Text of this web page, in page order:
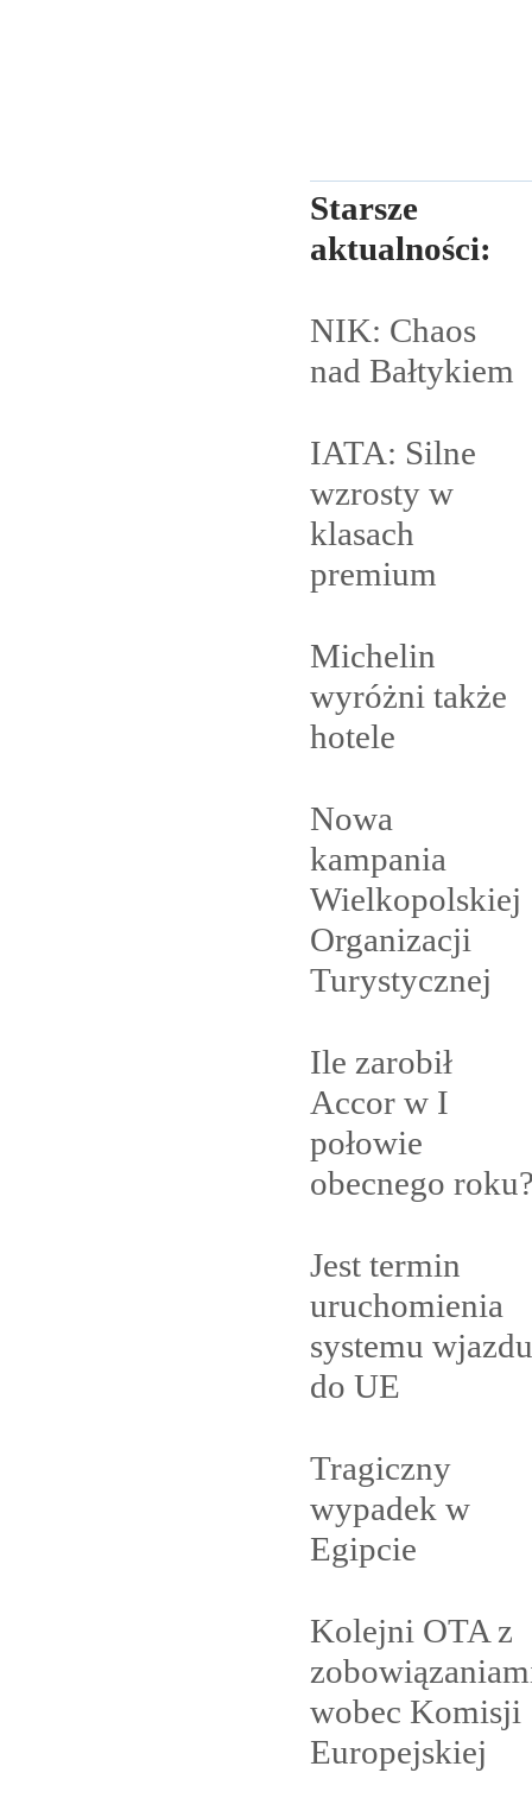
Starsze
aktualności:
NIK: Chaos
nad Bałtykiem
IATA: Silne
wzrosty w
klasach
premium
Michelin
wyróżni także
hotele
Nowa
kampania
Wielkopolskiej
Organizacji
Turystycznej
Ile zarobił
Accor w I
połowie
obecnego
Jest termin
uruchomienia
systemu wjazdu
do UE
Tragiczny
wypadek w
Egipcie
Kolejni OTA z
wobec Komisji
Europejskiej